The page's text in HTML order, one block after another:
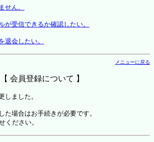
せん。
が受信できるか確認したい。
退会したい。
メニューに戻る
【 会員登録について 】
しました。
た場合はお手続きが必要です。
ください。